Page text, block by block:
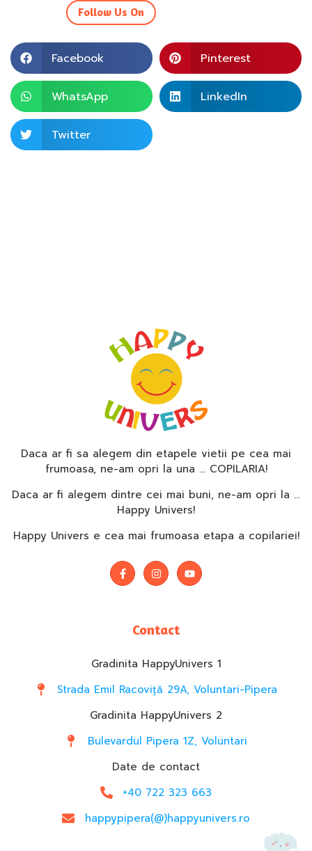
Follow Us On
Facebook Pinterest
WhatsApp LinkedIn
Twitter
Daca ar fi sa alegem din etapele vietii pe cea mai
frumoasa, ne-am opri la una … COPILARIA!
Daca ar fi alegem dintre cei mai buni, ne-am opri la …
Happy Univers!
Happy Univers e cea mai frumoasa etapa a copilariei!
Contact
Gradinita HappyUnivers 1
Strada Emil Racoviță 29A, Voluntari-Pipera
Gradinita HappyUnivers 2
Bulevardul Pipera 1Z, Voluntari
Date de contact
+40 722 323 663
happypipera(@)happyunivers.ro